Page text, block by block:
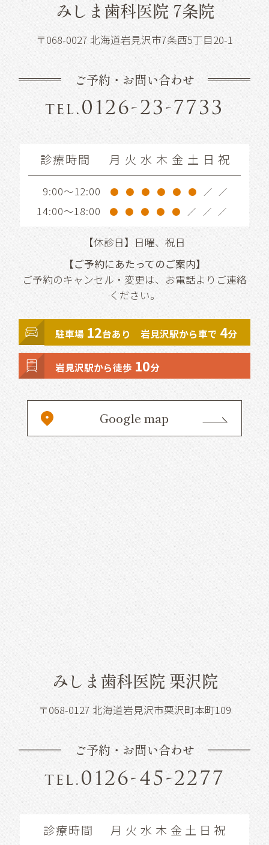
みしま歯科医院 7条院
〒068-0027 北海道岩見沢市7条西5丁目20-1
ご予約・お問い合わせ
tel.0126-23-7733
診療時間 月 火 水 木 金 土 日 祝
9:00～12:00 ● ● ● ● ● ● ／ ／
14:00～18:00 ● ● ● ● ● ／ ／ ／
【休診日】日曜、祝日
【ご予約にあたってのご案内】
ご予約のキャンセル・変更は、お電話よりご連絡
ください。
駐車場 12台あり 岩見沢駅から車で 4分
岩見沢駅から徒歩 10分
Google map
みしま歯科医院 栗沢院
〒068-0127 北海道岩見沢市栗沢町本町109
ご予約・お問い合わせ
tel.0126-45-2277
診療時間 月 火 水 木 金 土 日 祝